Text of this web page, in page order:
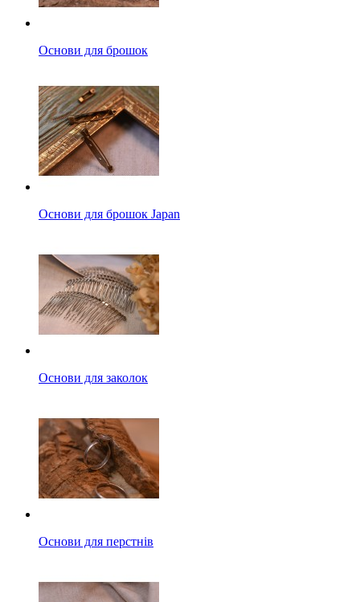
Основи для брошок
Основи для брошок Japan
Основи для заколок
Основи для перстнів